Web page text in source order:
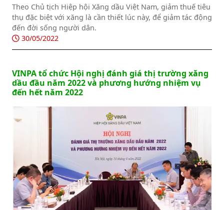
Theo Chủ tịch Hiệp hội Xăng dầu Việt Nam, giảm thuế tiêu
thụ đặc biệt với xăng là cần thiết lúc này, để giảm tác động
đến đời sống người dân.
30/05/2022
VINPA tổ chức Hội nghị đánh giá thị trường xăng
dầu đầu năm 2022 và phương hướng nhiệm vụ
đến hết năm 2022